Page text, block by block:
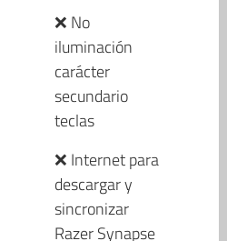
❌ No
iluminación
carácter
secundario
teclas
❌ Internet para
descargar y
sincronizar
Razer Synapse